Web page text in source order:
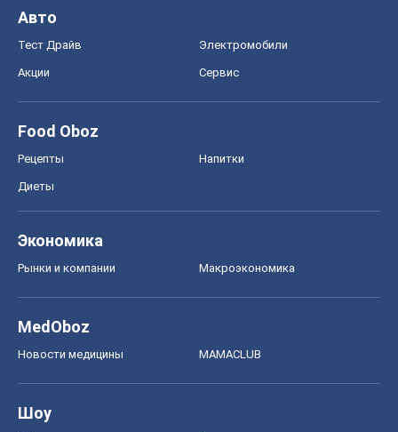
Авто
Тест Драйв Электромобили
Акции Сервис
Food Oboz
Рецепты Напитки
Диеты
Экономика
Рынки и компании Mакроэкономика
MedOboz
Новости медицины MAMACLUB
Шоу